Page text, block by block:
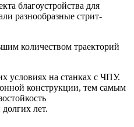
благоустройства для
разнообразные стрит-
количеством траекторий
условиях на станках с ЧПУ.
конструкции, тем самым
лет.